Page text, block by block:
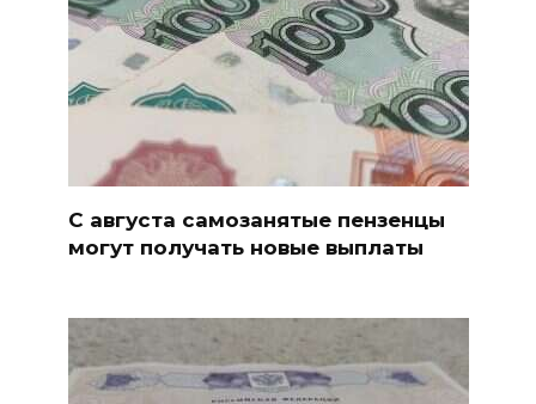
С августа самозанятые пензенцы
могут получать новые выплаты